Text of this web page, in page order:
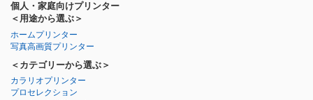
個人・家庭向けプリンター
＜用途から選ぶ＞
ホームプリンター
写真高画質プリンター
＜カテゴリーから選ぶ＞
カラリオプリンター
プロセレクション